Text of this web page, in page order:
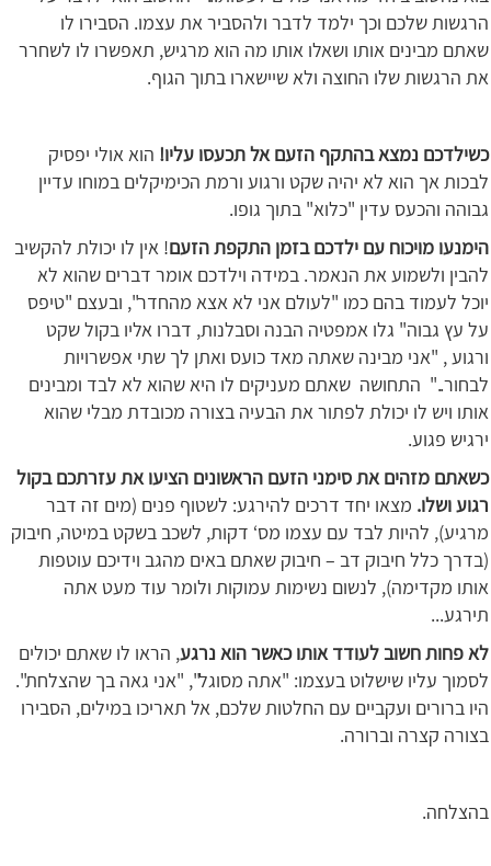
הרגשות שלכם וכך ילמד לדבר ולהסביר את עצמו. הסבירו לו
שאתם מבינים אותו ושאלו אותו מה הוא מרגיש, תאפשרו לו לשחרר
את הרגשות שלו החוצה ולא שיישארו בתוך הגוף.
כשילדכם נמצא בהתקף הזעם אל תכעסו עליו! הוא אולי יפסיק
לבכות אך הוא לא יהיה שקט ורגוע ורמת הכימיקלים במוחו עדיין
גבוהה והכעס עדין "כלוא" בתוך גופו.
הימנעו מויכוח עם ילדכם בזמן התקפת הזעם! אין לו יכולת להקשיב
להבין ולשמוע את הנאמר. במידה וילדכם אומר דברים שהוא לא
יוכל לעמוד בהם כמו "לעולם אני לא אצא מהחדר", ובעצם "טיפס
על עץ גבוה" גלו אמפטיה הבנה וסבלנות, דברו אליו בקול שקט
ורגוע , "אני מבינה שאתה מאד כועס ואתן לך שתי אפשרויות
לבחור.." התחושה שאתם מעניקים לו היא שהוא לא לבד ומבינים
אותו ויש לו יכולת לפתור את הבעיה בצורה מכובדת מבלי שהוא
ירגיש פגוע.
כשאתם מזהים את סימני הזעם הראשונים הציעו את עזרתכם בקול
רגוע ושלו. מצאו יחד דרכים להירגע: לשטוף פנים (מים זה דבר
מרגיע), להיות לבד עם עצמו מס‘ דקות, לשכב בשקט במיטה, חיבוק
(בדרך כלל חיבוק דב – חיבוק שאתם באים מהגב וידיכם עוטפות
אותו מקדימה), לנשום נשימות עמוקות ולומר עוד מעט אתה
תירגע...
לא פחות חשוב לעודד אותו כאשר הוא נרגע, הראו לו שאתם יכולים
לסמוך עליו שישלוט בעצמו: "אתה מסוגל", "אני גאה בך שהצלחת".
היו ברורים ועקביים עם החלטות שלכם, אל תאריכו במילים, הסבירו
בצורה קצרה וברורה.
בהצלחה.